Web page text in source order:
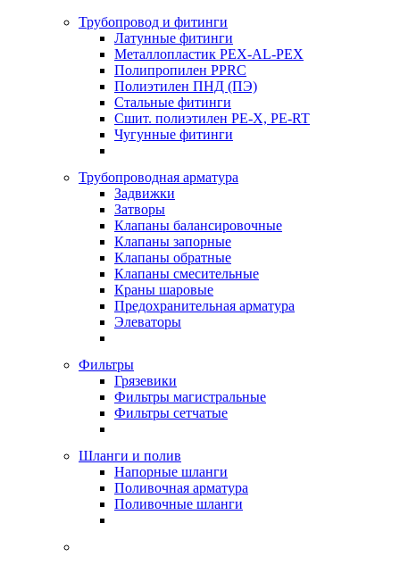
Трубопровод и фитинги
Латунные фитинги
Металлопластик PEX-AL-PEX
Полипропилен PPRC
Полиэтилен ПНД (ПЭ)
Стальные фитинги
Сшит. полиэтилен PE-X, PE-RT
Чугунные фитинги
Трубопроводная арматура
Задвижки
Затворы
Клапаны балансировочные
Клапаны запорные
Клапаны обратные
Клапаны смесительные
Краны шаровые
Предохранительная арматура
Элеваторы
Фильтры
Грязевики
Фильтры магистральные
Фильтры сетчатые
Шланги и полив
Напорные шланги
Поливочная арматура
Поливочные шланги